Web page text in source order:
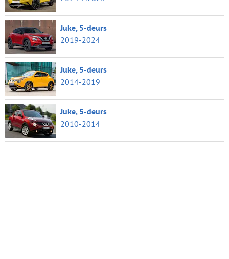
Juke, 5-deurs
2019-2024
Juke, 5-deurs
2014-2019
Juke, 5-deurs
2010-2014